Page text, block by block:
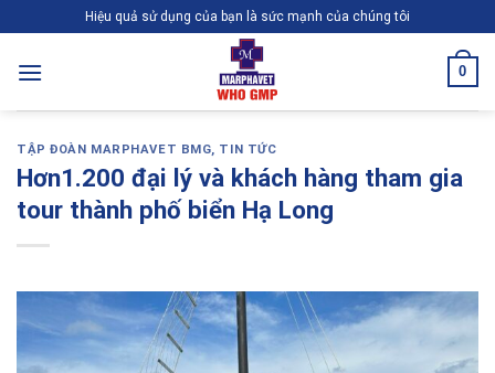
to
content
Hiệu quả sử dụng của bạn là sức mạnh của chúng tôi
0
TẬP ĐOÀN MARPHAVET BMG, TIN TỨC
Hơn1.200 đại lý và khách hàng tham gia
tour thành phố biển Hạ Long